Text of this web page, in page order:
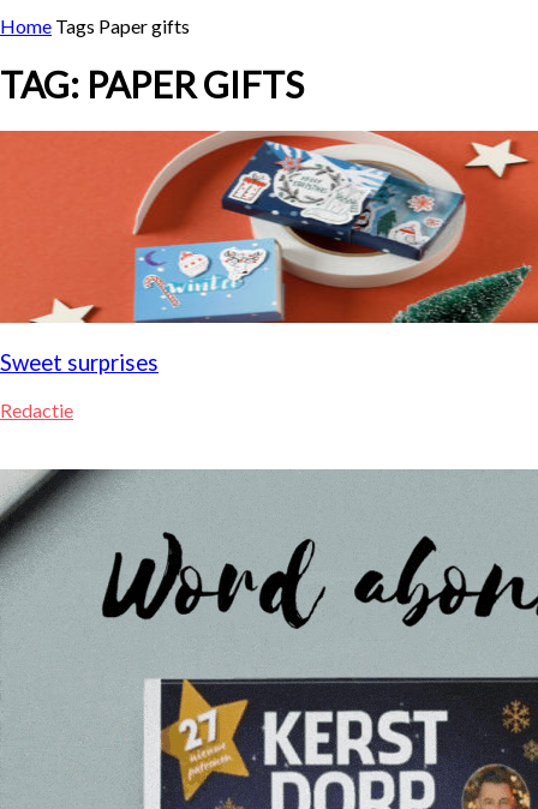
Home Tags Paper gifts
TAG: PAPER GIFTS
Sweet surprises
Redactie